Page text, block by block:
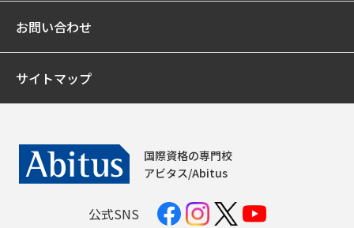
お問い合わせ
サイトマップ
国際資格の専門校
アビタス/Abitus
公式SNS